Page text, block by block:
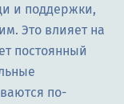
и поддержки,
Это влияет на
постоянный
по-